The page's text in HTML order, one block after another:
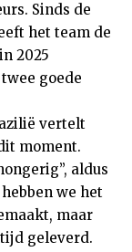
Sinds de
het team de
2025
twee goede
vertelt
moment.
aldus
we het
maar
geleverd.